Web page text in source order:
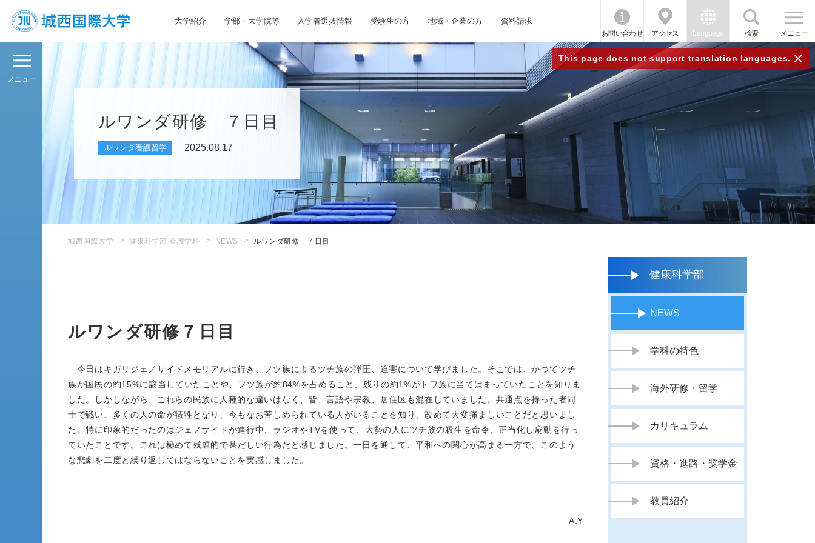
大学紹介 学部・大学院等 入学者選抜情報 受験生の方 地域・企業の方 資料請求
お問い合わせ アクセス Language 検索 メニュー
This page does not support translation languages. ×
メニュー
ルワンダ研修 ７日目
ルワンダ看護留学 2025.08.17
城西国際大学 健康科学部 看護学科 NEWS ルワンダ研修 ７日目
ルワンダ研修７日目
今日はキガリジェノサイドメモリアルに行き、フツ族によるツチ族の弾圧、迫害について学びました。そこでは、かつてツチ
族が国民の約15%に該当していたことや、フツ族が約84%を占めること、残りの約1%がトワ族に当てはまっていたことを知りま
した。しかしながら、これらの民族に人種的な違いはなく、皆、言語や宗教、居住区も混在していました。共通点を持った者同
士で戦い、多くの人の命が犠牲となり、今もなお苦しめられている人がいることを知り、改めて大変痛ましいことだと思いまし
た。特に印象的だったのはジェノサイドが進行中、ラジオやTVを使って、大勢の人にツチ族の殺生を命令、正当化し扇動を行っ
ていたことです。これは極めて残虐的で甚だしい行為だと感じました。一日を通して、平和への関心が高まる一方で、このよう
な悲劇を二度と繰り返してはならないことを実感しました。
A.Y
健康科学部
NEWS
学科の特色
海外研修・留学
カリキュラム
資格・進路・奨学金
教員紹介